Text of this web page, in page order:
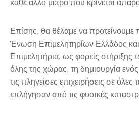
κάθε άλλο μέτρο που κρίνεται
Επίσης, θα θέλαμε να προτείνουμε
Ένωση Επιμελητηρίων Ελλάδος
Επιμελητήρια, ως φορείς στήριξης
όλης της χώρας, τη δημιουργία
τις πληγείσες επιχειρήσεις σε όλες
επλήγησαν από τις φυσικές